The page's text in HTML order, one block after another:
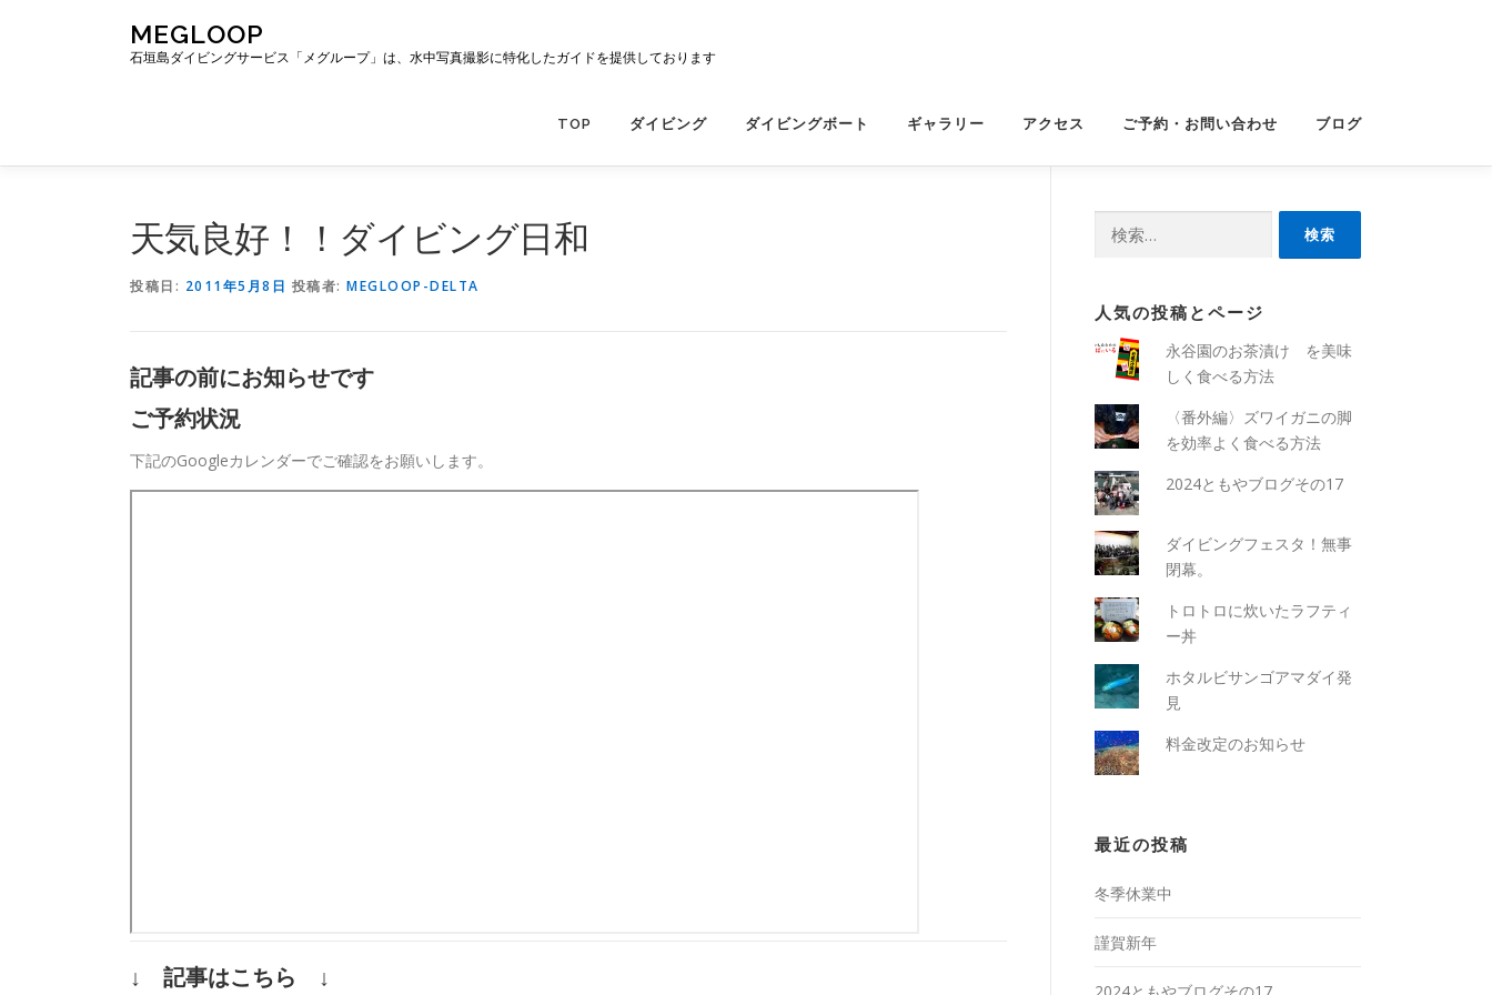
ス
MEGLOOP
石垣島ダイビングサービス「メグループ」は、水中写真撮影に特化したガイドを提供しております
TOP ダイビング ダイビングボート ギャラリー アクセス ご予約・お問い合わせ ブログ
天気良好！！ダイビング日和
投稿日: 2011年5月8日 投稿者: MEGLOOP-DELTA
記事の前にお知らせです
ご予約状況
下記のGoogleカレンダーでご確認をお願いします。
↓ 記事はこちら ↓
人気の投稿とページ
永谷園のお茶漬け を美味
しく食べる方法
〈番外編〉ズワイガニの脚
を効率よく食べる方法
2024ともやブログその17
ダイビングフェスタ！無事
閉幕。
トロトロに炊いたラフティ
ー丼
ホタルビサンゴアマダイ発
見
料金改定のお知らせ
最近の投稿
冬季休業中
謹賀新年